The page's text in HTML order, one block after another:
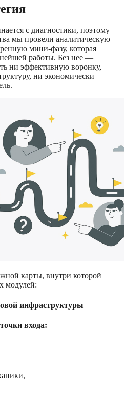
с диагностики, поэтому
мы провели аналитическую
мини-фазу, которая
работы. Без нее —
ни эффективную воронку,
ни экономически
карты, внутри которой
модулей:
инфраструктуры
входа: